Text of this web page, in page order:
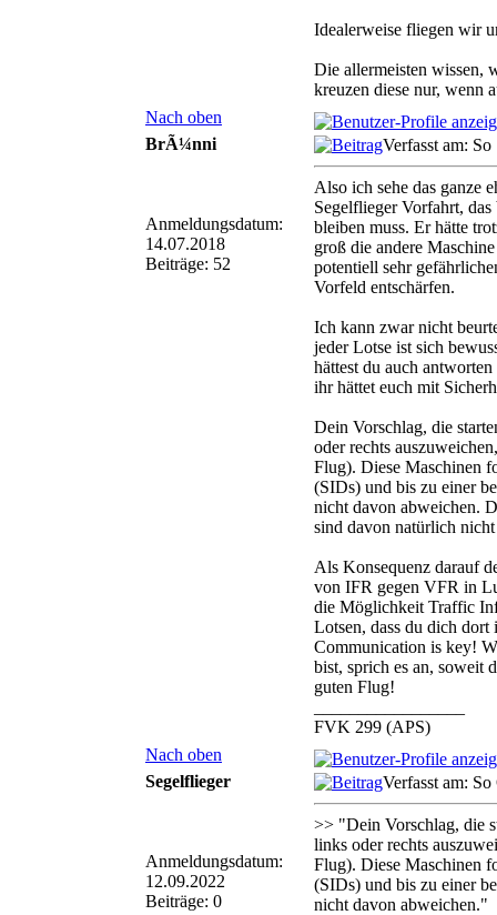
Idealerweise fliegen wir
Die allermeisten wissen,
kreuzen diese nur, wenn
Nach oben
BrÃ¼nni
Anmeldungsdatum:
14.07.2018
Beiträge: 52
Verfasst am:
Also ich sehe das ganze
Segelflieger Vorfahrt,
bleiben muss. Er hätte
groß die andere
potentiell sehr
Vorfeld entschärfen.
Ich kann zwar nicht
jeder Lotse ist sich
hättest du auch
ihr hättet euch mit
Dein Vorschlag, die
oder rechts
Flug). Diese Maschinen
(SIDs) und bis zu einer
nicht davon abweichen.
sind davon natürlich
Als Konsequenz darauf
von IFR gegen VFR in
die Möglichkeit Traffic
Lotsen, dass du dich dort
Communication is key!
bist, sprich es an, soweit
guten Flug!
FVK 299 (APS)
Nach oben
Segelflieger
Anmeldungsdatum:
12.09.2022
Beiträge: 0
Verfasst am:
>> "Dein Vorschlag, die
links oder rechts
Flug). Diese Maschinen
(SIDs) und bis zu einer
nicht davon abweichen."